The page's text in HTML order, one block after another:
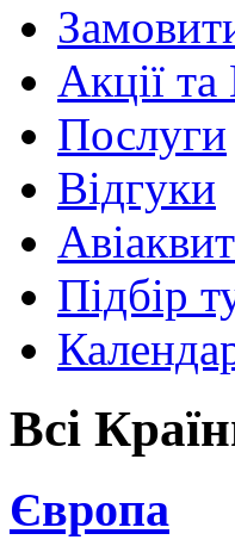
Акції
Послуги
Відгуки
Підбір
Всі
Європа